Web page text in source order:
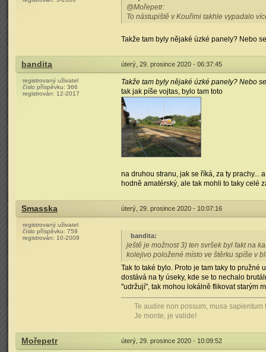
@Mořepetr:
To nástupiště v Kouřimi takhle vypadalo
Takže tam byly nějaké úzké panely? Nebo
bandita úterý, 29. prosince 2020 - 06:37:45
registrovaný uživatel
číslo příspěvku: 366
registrován: 12-2017
Takže tam byly nějaké úzké panely? Nebo
tak jak píše vojtas, bylo tam toto
na druhou stranu, jak se říká, za ty prachy...
hodně amatérský, ale tak mohli to taky celé
Smasska úterý, 29. prosince 2020 - 10:07:16
registrovaný uživatel
číslo příspěvku: 759
registrován: 10-2009 bandita:
ještě je možnost 3) ten svršek byl fakt na
kolejivo položené místo ve štěrku spíše v
Tak to také bylo. Proto je tam taky to
dostává na ty úseky, kde se to nechalo
"udržují", tak mohou lokálně flikovat starým
Te audire non possum, musa sapientum
Je monte, je valide!
Mořepetr úterý, 29. prosince 2020 - 10:09:52